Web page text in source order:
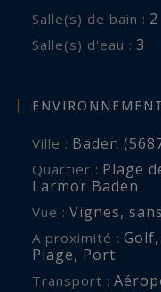
inclus.
Un dépôt de 2400
Réservation
étant gérés par le
BR2-854. Contact
Douceret - 06 50
Sotheby's
immobilière de
rue du port,
Salle(s) de bain : 2
Salle(s) d'eau : 3
ENVIRONNEMENT
Ville : Baden
Quartier : Plage
Larmor Baden
Vue : Vignes,
A proximité : Golf,
Plage, Port
Transport :